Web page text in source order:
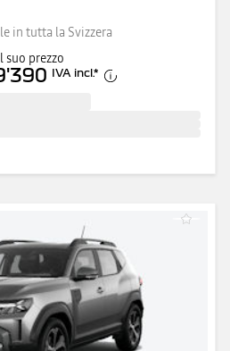
in tutta la Svizzera
suo prezzo
IVA incl.*